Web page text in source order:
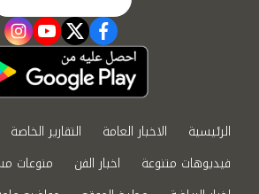
facebook
twitter
youtube
الرئيسية الاخبار العامة التقارير الخاصة
فيديوهات متنوعة
اخبار الفن
منوعات